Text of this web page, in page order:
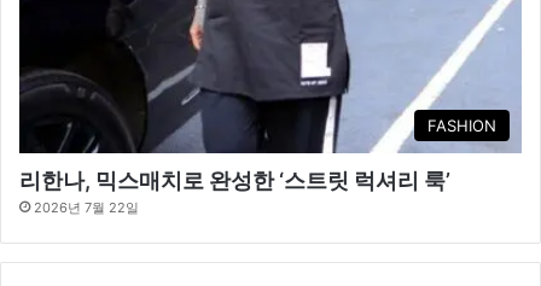
FASHION
리한나, 믹스매치로 완성한 ‘스트릿 럭셔리 룩’
2026년 7월 22일